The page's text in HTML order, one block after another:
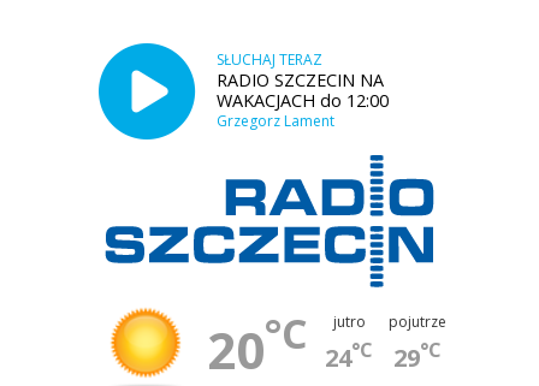
SŁUCHAJ TERAZ
RADIO SZCZECIN NA
WAKACJACH do 12:00
Grzegorz Lament
20°C jutro
24°C
pojutrze
29°C